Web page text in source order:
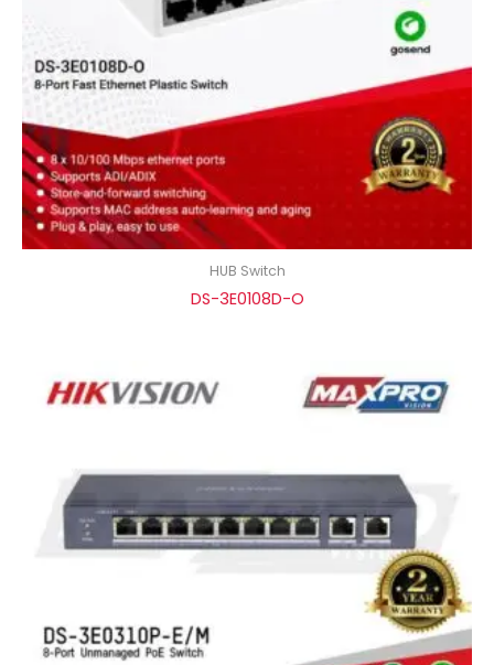
HUB Switch
DS-3E0108D-O